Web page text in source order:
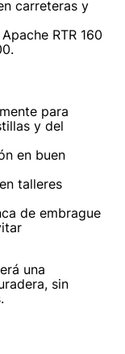
carreteras y
RTR 160
para
y del
en buen
talleres
de embrague
una
sin